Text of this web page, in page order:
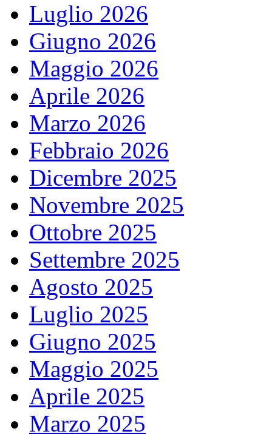
Luglio 2026
Giugno 2026
Maggio 2026
Aprile 2026
Marzo 2026
Febbraio 2026
Dicembre 2025
Novembre 2025
Ottobre 2025
Settembre 2025
Agosto 2025
Luglio 2025
Giugno 2025
Maggio 2025
Aprile 2025
Marzo 2025